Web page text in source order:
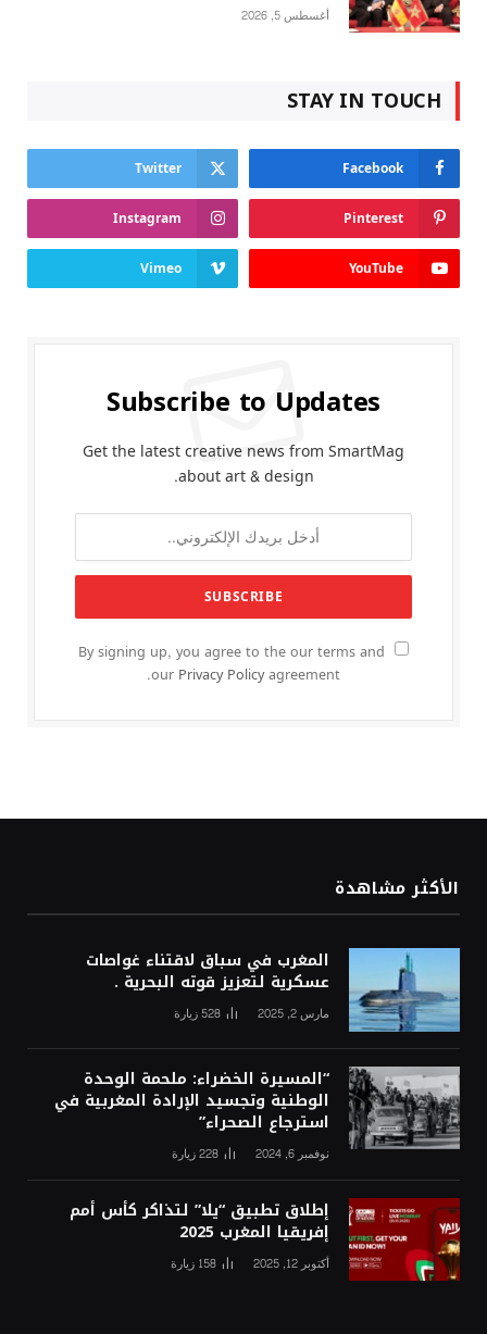
أغسطس 5, 2026
STAY IN TOUCH
Facebook
Twitter
Pinterest
Instagram
YouTube
Vimeo
Subscribe to Updates
Get the latest creative news from SmartMag
about art & design.
By signing up, you agree to the our terms and
our Privacy Policyagreement.
الأكثر مشاهدة
المغرب في سباق لاقتناء غواصات
عسكرية لتعزيز قوته البحرية .
مارس 2, 2025 528 زيارة
“المسيرة الخضراء: ملحمة الوحدة
الوطنية وتجسيد الإرادة المغربية في
استرجاع الصحراء”
نوفمبر 6, 2024 228زيارة
إطلاق تطبيق “يلا” لتذاكر كأس أمم
إفريقيا المغرب 2025
أكتوبر 12, 2025 158 زيارة